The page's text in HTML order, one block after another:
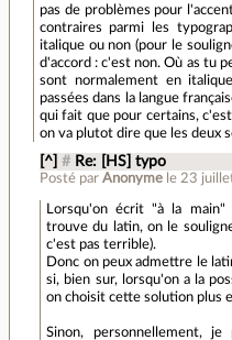
pas de problèmes pour
contraires parmi les
italique ou non (pour le
d'accord : c'est non. Où as tu
sont normalement en
passées dans la langue
qui fait que pour certains,
on va plutot dire que les deux
[^] # Re: [HS] typo
Posté parAnonyme le 23
Lorsqu'on écrit "à la
trouve du latin, on le
c'est pas terrible).
Donc on peux admettre le
si, bien sur, lorsqu'on a la
on choisit cette solution plus
Sinon, personnellement,